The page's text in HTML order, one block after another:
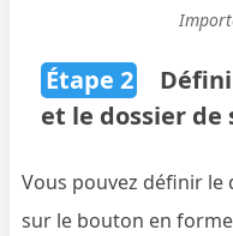
Étape 2
et le dossier de
Vous pouvez définir
sur le bouton en